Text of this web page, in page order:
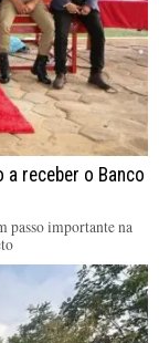
receber o Banco
passo importante na